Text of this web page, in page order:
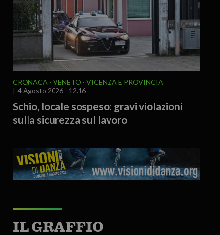
CRONACA VENETO
VICENZA E PROVINCIA
4 Agosto 2026 - 12.16
Schio, locale sospeso: gravi violazioni
sulla sicurezza sul lavoro
IL GRAFFIO